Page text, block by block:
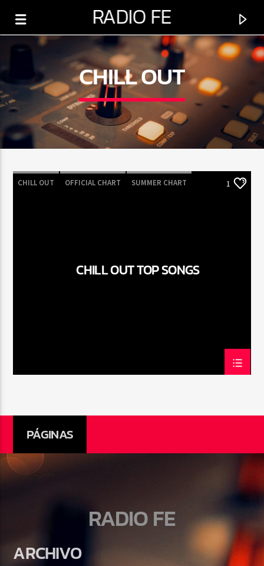
RADIO FE
0:00
CHILL OUT
CHILL OUT OFFICIAL CHART SUMMER CHART 1
CHILL OUT TOP SONGS
PÁGINAS
RADIO FE
ARCHIVO